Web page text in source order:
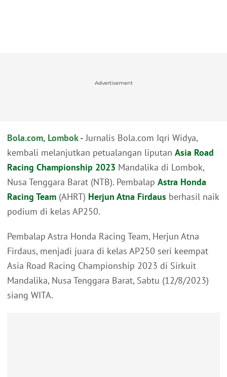
Advertisement
Bola.com, Lombok -Jurnalis Bola.com Iqri Widya,
kembali melanjutkan petualangan liputan Asia Road
Racing Championship 2023 Mandalika di Lombok,
Nusa Tenggara Barat (NTB). Pembalap Astra Honda
Racing Team (AHRT) Herjun Atna Firdaus berhasil naik
podium di kelas AP250.
Pembalap Astra Honda Racing Team, Herjun Atna
Firdaus, menjadi juara di kelas AP250 seri keempat
Asia Road Racing Championship 2023 di Sirkuit
Mandalika, Nusa Tenggara Barat, Sabtu (12/8/2023)
siang WITA.